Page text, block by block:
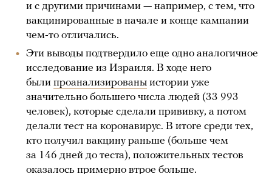
и с другими причинами — например, с тем, что
вакцинированные в начале и конце кампании
чем-то отличались.
Эти выводы подтвердило еще одно аналогичное
исследование из Израиля. В ходе него
были проанализированы истории уже
значительно большего числа людей (33 993
человек), которые сделали прививку, а потом
делали тест на коронавирус. В итоге среди тех,
кто получил вакцину раньше (больше чем
за 146 дней до теста), положительных тестов
оказалось примерно втрое больше.